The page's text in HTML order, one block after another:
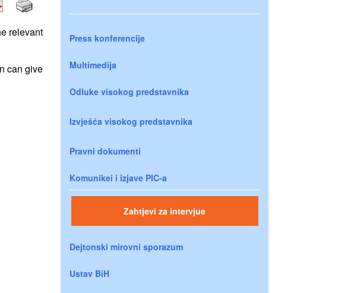
relevant
can give
Press konferencije
Multimedija
Odluke visokog predstavnika
Izvješća visokog predstavnika
Pravni dokumenti
Komunikei i izjave PIC-a
Zahtjevi za intervjue
Dejtonski mirovni sporazum
Ustav BiH